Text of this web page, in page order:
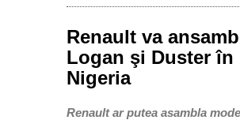
cu emisii zero de la Oradea
Renault va
Logan şi Duster în
Nigeria
Renault ar putea asambla